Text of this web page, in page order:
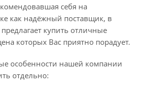
себя на
как надёжный поставщик, в
купить отличные
которых Вас приятно порадует.
особенности нашей компании
отдельно: